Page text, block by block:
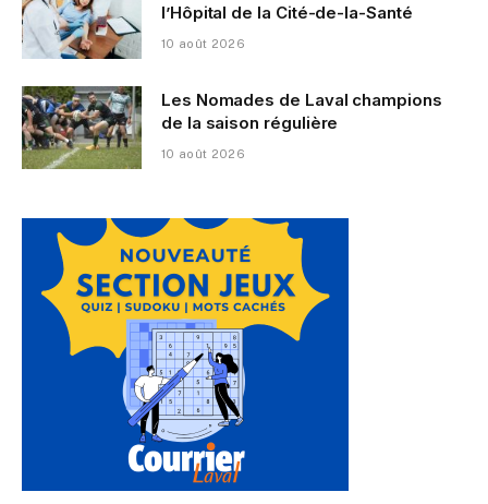
l’Hôpital de la Cité-de-la-Santé
10 août 2026
Les Nomades de Laval champions
de la saison régulière
10 août 2026